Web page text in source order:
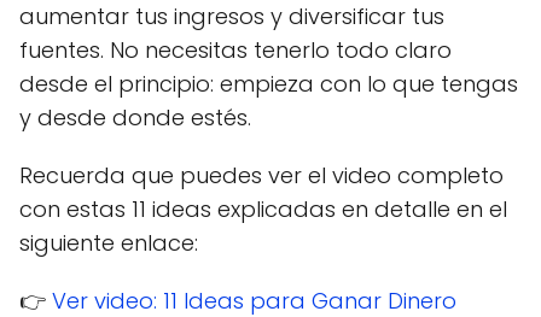
aumentar tus ingresos y diversificar tus
fuentes. No necesitas tenerlo todo claro
desde el principio: empieza con lo que tengas
y desde donde estés.
Recuerda que puedes ver el video completo
con estas 11 ideas explicadas en detalle en el
siguiente enlace:
👉 Ver video: 11 Ideas para Ganar Dinero